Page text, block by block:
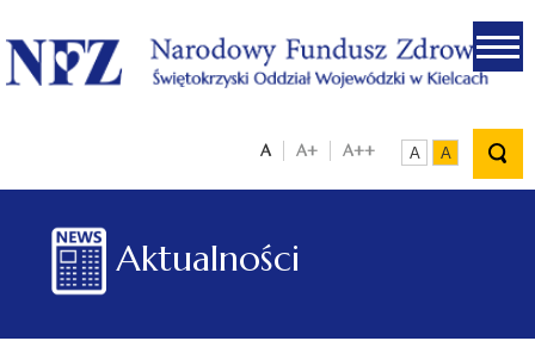
.
A A+ A++ A A
Aktualności